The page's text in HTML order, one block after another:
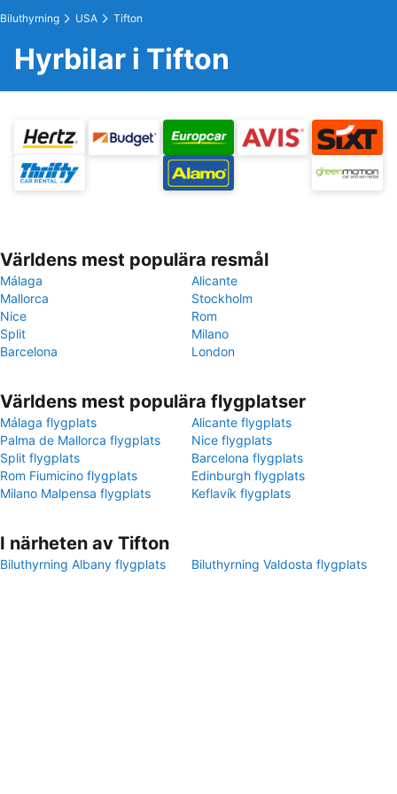
Biluthyrning USA Tifton
Hyrbilar i Tifton
Världens mest populära resmål
Málaga
Alicante
Mallorca
Stockholm
Nice
Rom
Split
Milano
Barcelona
London
Världens mest populära flygplatser
Málaga flygplats
Alicante flygplats
Palma de Mallorca flygplats
Nice flygplats
Split flygplats
Barcelona flygplats
Rom Fiumicino flygplats
Edinburgh flygplats
Milano Malpensa flygplats
Keflavík flygplats
I närheten av Tifton
Biluthyrning Albany flygplats Biluthyrning Valdosta flygplats